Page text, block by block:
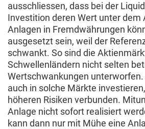
ausschliessen, dass bei der
Investition deren Wert unter dem
Anlagen in Fremdwährungen
ausgesetzt sein, weil der
schwankt. So sind die
Schwellenländern nicht selten
Wertschwankungen
auch in solche Märkte
höheren Risiken verbunden.
Anlage nicht sofort realisiert
kann dann nur mit Mühe eine